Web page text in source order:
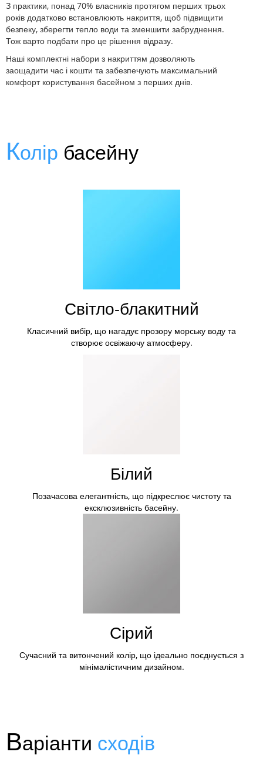
З практики, понад 70% власників протягом перших трьох
років додатково встановлюють накриття, щоб підвищити
безпеку, зберегти тепло води та зменшити забруднення.
Тож варто подбати про це рішення відразу.
Наші комплектні набори з накриттям дозволяють
заощадити час і кошти та забезпечують максимальний
комфорт користування басейном з перших днів.
Колір басейну
Світло-блакитний
Класичний вибір, що нагадує прозору морську воду та
створює освіжаючу атмосферу.
Білий
Позачасова елегантність, що підкреслює чистоту та
ексклюзивність басейну.
Сірий
Сучасний та витончений колір, що ідеально поєднується з
мінімалістичним дизайном.
Варіанти сходів